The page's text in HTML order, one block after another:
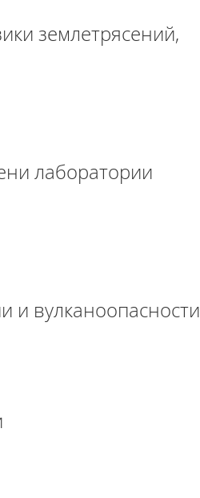
землетрясений,
лаборатории
и вулканоопасности